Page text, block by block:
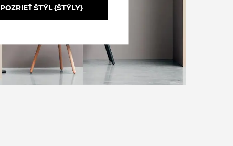
POZRIEŤ ŠTÝL {ŠTÝLY}